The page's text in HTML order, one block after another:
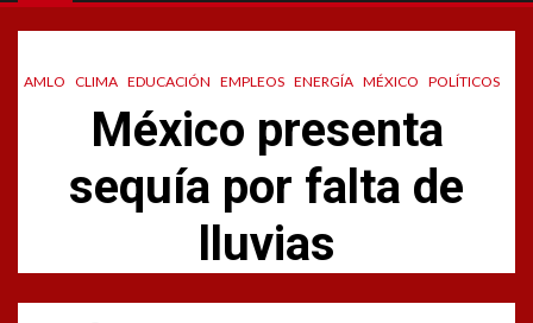
AMLO CLIMA EDUCACIÓN EMPLEOS ENERGÍA MÉXICO POLÍTICOS
México presenta
sequía por falta de
lluvias